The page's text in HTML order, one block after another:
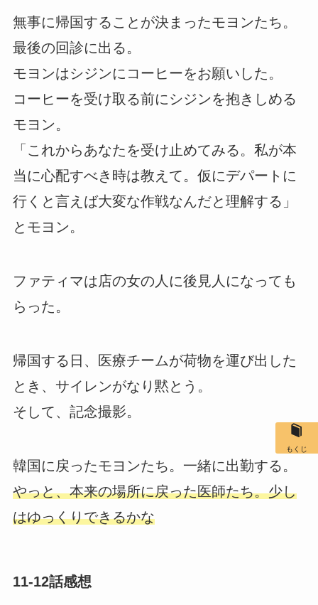
無事に帰国することが決まったモヨンたち。
最後の回診に出る。
モヨンはシジンにコーヒーをお願いした。
コーヒーを受け取る前にシジンを抱きしめる
モヨン。
「これからあなたを受け止めてみる。私が本
当に心配すべき時は教えて。仮にデパートに
行くと言えば大変な作戦なんだと理解する」
とモヨン。
ファティマは店の女の人に後見人になっても
らった。
帰国する日、医療チームが荷物を運び出した
とき、サイレンがなり黙とう。
そして、記念撮影。
韓国に戻ったモヨンたち。一緒に出勤する。
やっと、本来の場所に戻った医師たち。少し
はゆっくりできるかな
11-12話感想
もくじ